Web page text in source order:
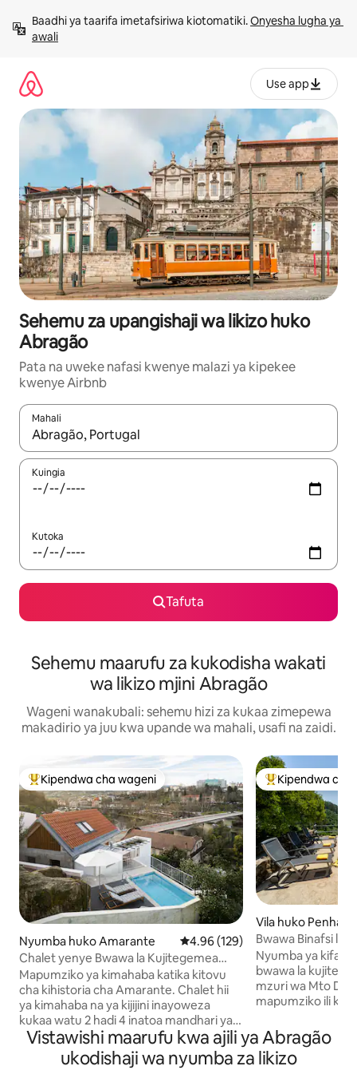
kwenda
kwenye
Baadhi ya taarifa imetafsiriwa kiotomatiki. Onyesha lugha ya
awali
Use app
Sehemu za upangishaji wa likizo huko
Abragão
Pata na uweke nafasi kwenye malazi ya kipekee
kwenye Airbnb
Mahali
Wakati matokeo yanapatikana, vinjari kwa kutumia vitufe vya
Kuingia
Kutoka
Tafuta
Sehemu maarufu za kukodisha wakati
wa likizo mjini Abragão
Wageni wanakubali: sehemu hizi za kukaa zimepewa
makadirio ya juu kwa upande wa mahali, usafi na zaidi.
Kipendwa maarufu cha wageni
Kipendwa cha wageni
Nyumba huko Amarante Ukadiriaji wa wastani wa 4.96
4.96 (129)
Chalet yenye Bwawa la Kujitegemea
lenye Mfumo wa Kupasha Joto na
Mwonekano wa Mto
Mapumziko ya kimahaba katika kitovu
cha kihistoria cha Amarante. Chalet hii
ya kimahaba na ya kijijini inayoweza
kukaa watu 2 hadi 4 inatoa mandhari ya
kuvutia ya jiji na mto, bwawa la
kujitegemea linalopashwa joto hadi digrii
30 mwaka mzima, beseni la kuogea na
Kipendwa
Kipendwa cha
Vila huko Penha
Bwawa Binafsi
Lux & Design
Nyumba ya
bwawa la
mzuri wa Mto Douro. Eneo
mapumziko ili
familia na
Douro, uwanja wa
Bwawa:
Vistawishi maarufu kwa ajili ya Abragão
ukodishaji wa nyumba za likizo